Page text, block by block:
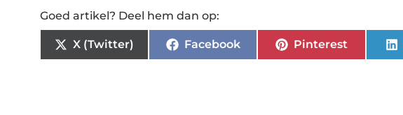
Goed artikel? Deel hem dan op:
X (Twitter) Facebook Pinterest